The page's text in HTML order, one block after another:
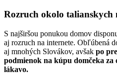
Rozruch okolo talianskych
S najširšou ponukou domov
aj rozruch na internete. Obľúbená
aj mnohých Slovákov, avšak po
podmienok na kúpu domčeka za
lákavo.